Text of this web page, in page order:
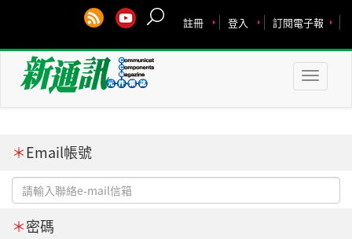
訂閱電子報
登入
註冊
Toggle
＊Email帳號
＊密碼